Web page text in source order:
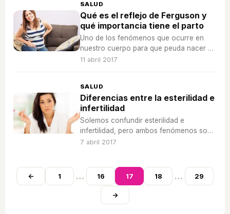
SALUD
Qué es el reflejo de Ferguson y
qué importancia tiene el parto
Uno de los fenómenos que ocurre en
nuestro cuerpo para que peuda nacer el
bebé es el reflejo de Ferguson, que
11 abril 2017
SALUD
Diferencias entre la esterilidad e
infertilidad
Solemos confundir esterilidad e
infertilidad, pero ambos fenómenos son
diferentes e influyen de distinta manera
7 abril 2017
← 1 … 16 17 18 … 29
→